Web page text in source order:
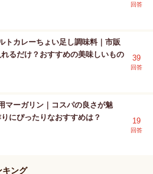
回答
トカレーちょい足し調味料｜市販
るだけ？おすすめの美味しいもの
39
回答
マーガリン｜コスパの良さが魅
にぴったりなおすすめは？
19
回答
キング